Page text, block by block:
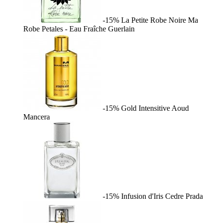
-15% La Petite Robe Noire Ma
Robe Petales - Eau Fraîche Guerlain
-15% Gold Intensitive Aoud
Mancera
-15% Infusion d'Iris Cedre Prada